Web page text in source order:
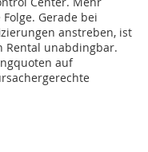
Gerade bei
anstreben, ist
Rental unabdingbar.
auf